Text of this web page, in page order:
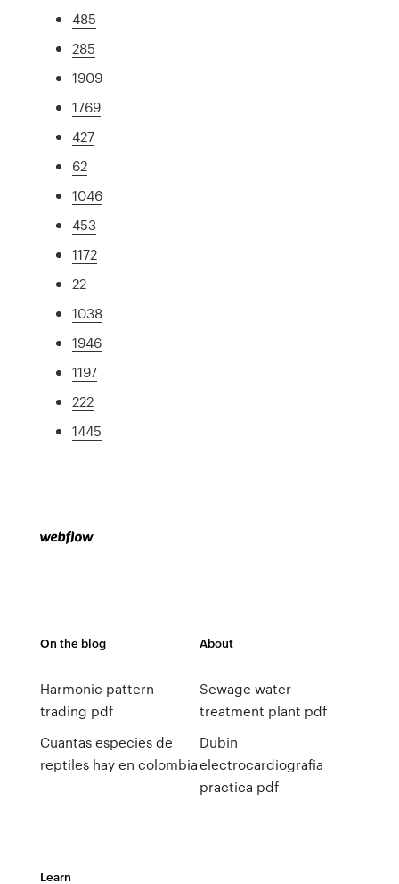
485
285
1909
1769
427
62
1046
453
1172
22
1038
1946
1197
222
1445
On the blog
Harmonic pattern
trading pdf
Cuantas especies de
reptiles hay en colombia
About
Sewage water
treatment plant pdf
Dubin
electrocardiografia
practica pdf
Learn